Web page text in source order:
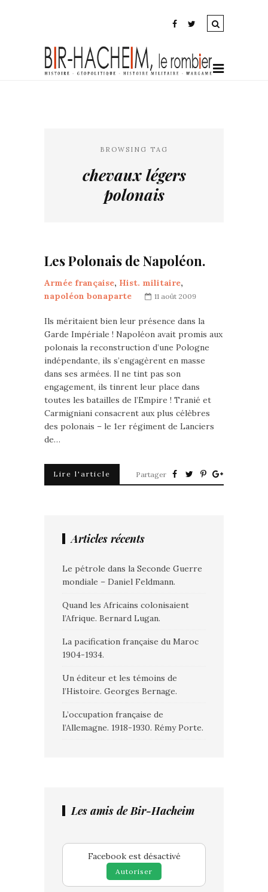
BROWSING TAG
chevaux légers
polonais
Les Polonais de Napoléon.
Armée française, Hist. militaire,
napoléon bonaparte
11 août 2009
Ils méritaient bien leur présence dans la
Garde Impériale ! Napoléon avait promis aux
polonais la reconstruction d’une Pologne
indépendante, ils s’engagèrent en masse
dans ses armées. Il ne tint pas son
engagement, ils tinrent leur place dans
toutes les batailles de l’Empire ! Tranié et
Carmigniani consacrent aux plus célèbres
des polonais – le 1er régiment de Lanciers
de…
Lire l'article Partager
Articles récents
Le pétrole dans la Seconde Guerre
mondiale – Daniel Feldmann.
Quand les Africains colonisaient
l’Afrique. Bernard Lugan.
La pacification française du Maroc
1904-1934.
Un éditeur et les témoins de
l’Histoire. Georges Bernage.
L’occupation française de
l’Allemagne. 1918-1930. Rémy Porte.
Les amis de Bir-Hacheim
Facebook est désactivé
Autoriser